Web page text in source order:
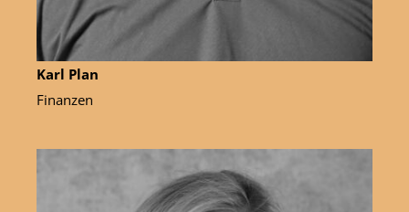
Karl Plan
Finanzen